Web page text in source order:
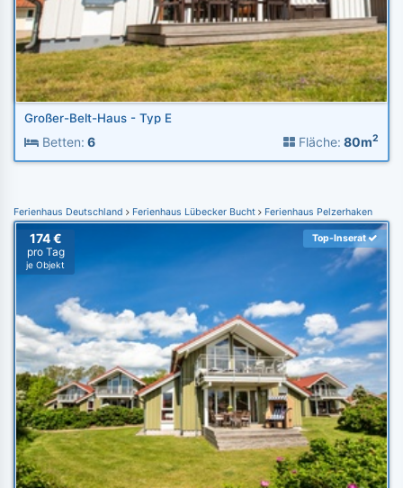
Großer-Belt-Haus - Typ E
Betten: 6 Fläche: 80m2
Ferienhaus Deutschland Ferienhaus Lübecker Bucht Ferienhaus Pelzerhaken
174 €
pro Tag
je Objekt
Top-Inserat